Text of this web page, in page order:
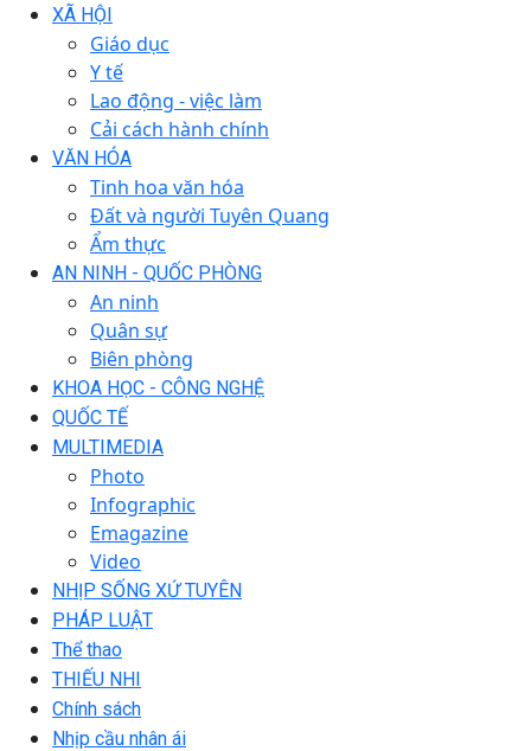
XÃ HỘI
Giáo dục
Y tế
Lao động - việc làm
Cải cách hành chính
VĂN HÓA
Tinh hoa văn hóa
Đất và người Tuyên Quang
Ẩm thực
AN NINH - QUỐC PHÒNG
An ninh
Quân sự
Biên phòng
KHOA HỌC - CÔNG NGHỆ
QUỐC TẾ
MULTIMEDIA
Photo
Infographic
Emagazine
Video
NHỊP SỐNG XỨ TUYÊN
PHÁP LUẬT
Thể thao
THIẾU NHI
Chính sách
Nhịp cầu nhân ái